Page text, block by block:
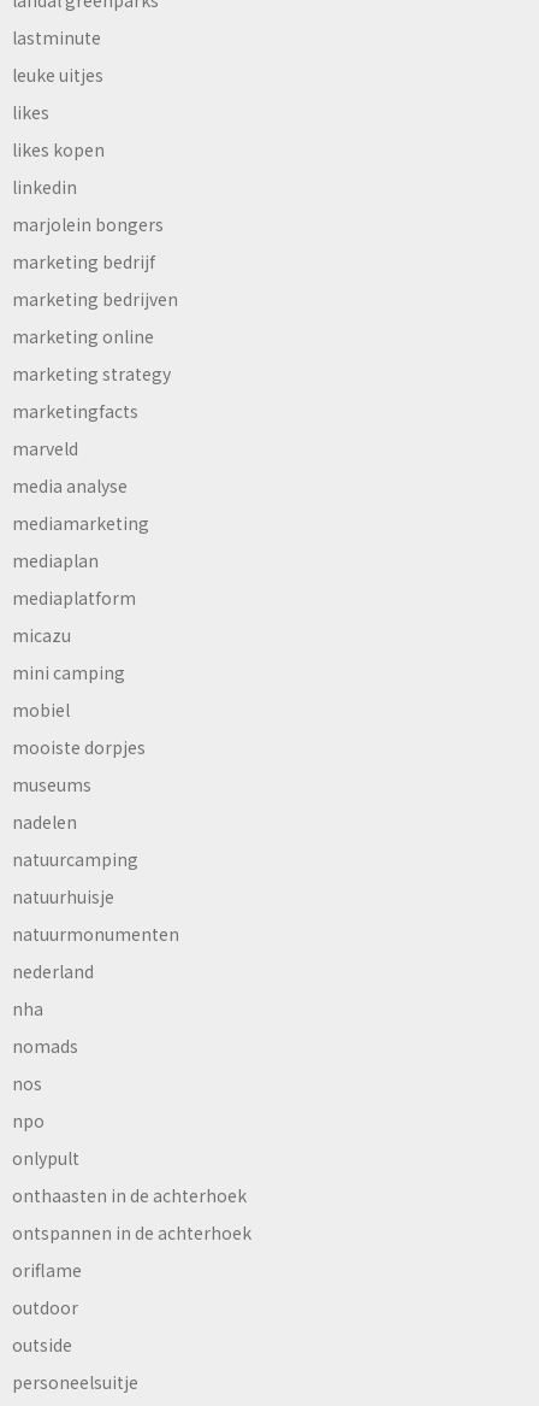
lastminute
leuke uitjes
likes
likes kopen
linkedin
marjolein bongers
marketing bedrijf
marketing bedrijven
marketing online
marketing strategy
marketingfacts
marveld
media analyse
mediamarketing
mediaplan
mediaplatform
micazu
mini camping
mobiel
mooiste dorpjes
museums
nadelen
natuurcamping
natuurhuisje
natuurmonumenten
nederland
nha
nomads
nos
npo
onlypult
onthaasten in de achterhoek
ontspannen in de achterhoek
oriflame
outdoor
outside
personeelsuitje